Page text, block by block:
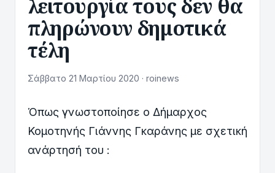
λειτουργία τους δεν θα
πληρώνουν δημοτικά
τέλη
Σάββατο 21 Μαρτίου 2020 · roinews
Όπως γνωστοποίησε ο Δήμαρχος
Κομοτηνής Γιάννης Γκαράνης με σχετική
ανάρτησή του :